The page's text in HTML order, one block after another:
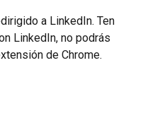
a LinkedIn. Ten
LinkedIn, no podrás
de Chrome.